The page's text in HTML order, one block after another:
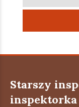
Starszy
inspektorka